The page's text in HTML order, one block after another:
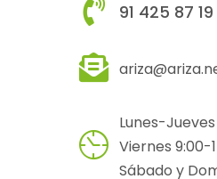
91 425 87 19
Lunes-Jueves
Viernes 9:00-
Sábado y